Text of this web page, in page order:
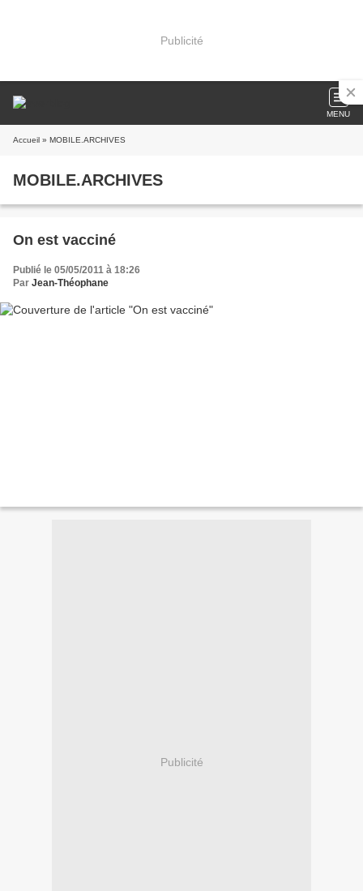
Publicité
MENU
Accueil » MOBILE.ARCHIVES
MOBILE.ARCHIVES
On est vacciné
Publié le 05/05/2011 à 18:26
Par Jean-Théophane
Publicité